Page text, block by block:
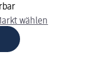
wählen